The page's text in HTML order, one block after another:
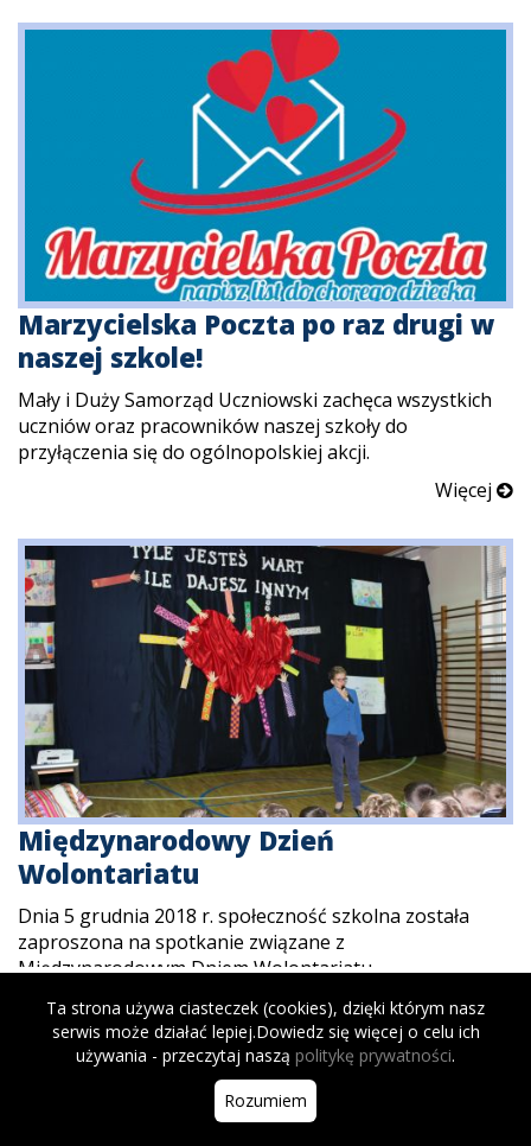
Marzycielska Poczta po raz drugi w
naszej szkole!
Mały i Duży Samorząd Uczniowski zachęca wszystkich
uczniów oraz pracowników naszej szkoły do
przyłączenia się do ogólnopolskiej akcji.
Więcej
Międzynarodowy Dzień
Wolontariatu
Dnia 5 grudnia 2018 r. społeczność szkolna została
zaproszona na spotkanie związane z
Międzynarodowym Dniem Wolontariatu.
Więcej
Ta strona używa ciasteczek (cookies), dzięki którym nasz
serwis może działać lepiej.Dowiedz się więcej o celu ich
używania - przeczytaj naszą politykę prywatności.
Rozumiem